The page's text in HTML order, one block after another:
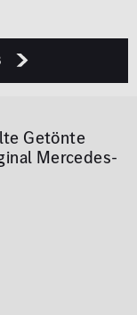
Getönte
Mercedes-